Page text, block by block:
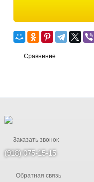
Сравнение
Заказать звонок
(918) 075-15-15
Обратная связь